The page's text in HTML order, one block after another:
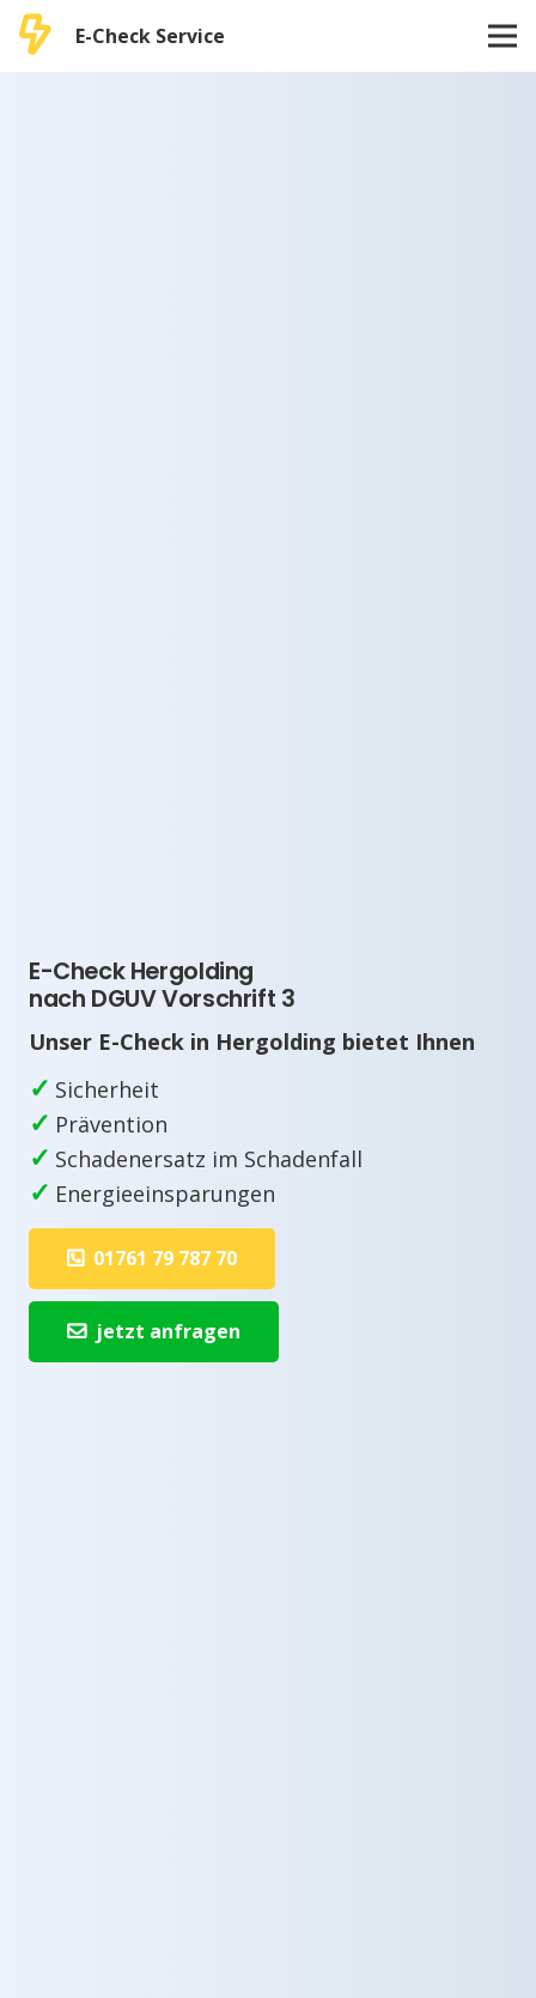
E-Check Service
E-Check Hergolding
nach DGUV Vorschrift 3
Unser E-Check in Hergolding bietet Ihnen
✓ Sicherheit
✓ Prävention
✓ Schadenersatz im Schadenfall
✓ Energieeinsparungen
01761 79 787 70
jetzt anfragen